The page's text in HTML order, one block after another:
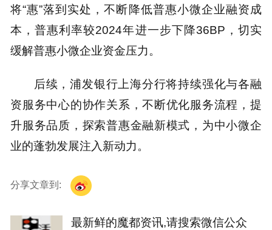
将“惠”落到实处，不断降低普惠小微企业融资成
本，普惠利率较2024年进一步下降36BP，切实
缓解普惠小微企业资金压力。
后续，浦发银行上海分行将持续强化与各融
资服务中心的协作关系，不断优化服务流程，提
升服务品质，探索普惠金融新模式，为中小微企
业的蓬勃发展注入新动力。
分享文章到:
最新鲜的魔都资讯,请搜索微信公众